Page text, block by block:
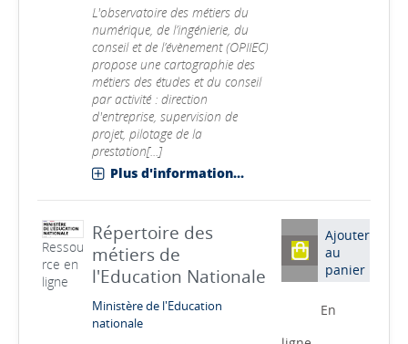
L'observatoire des métiers du
numérique, de l’ingénierie, du
conseil et de l’évènement (OPIIEC)
propose une cartographie des
métiers des études et du conseil
par activité : direction
d'entreprise, supervision de
projet, pilotage de la
prestation[...]
Plus d'information...
Ressou
rce en
ligne
Répertoire des
métiers de
l'Education Nationale
Ministère de l'Education
nationale
Ajouter
au
panier
En